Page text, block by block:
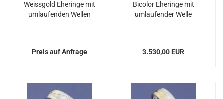
Weissgold Eheringe mit
umlaufenden Wellen
Preis auf Anfrage
Bicolor Eheringe mit
umlaufender Welle
3.530,00 EUR